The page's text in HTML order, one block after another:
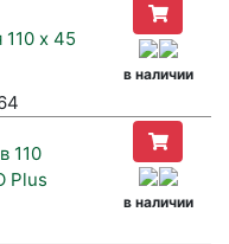
х 45
в наличии
110
Plus
в наличии